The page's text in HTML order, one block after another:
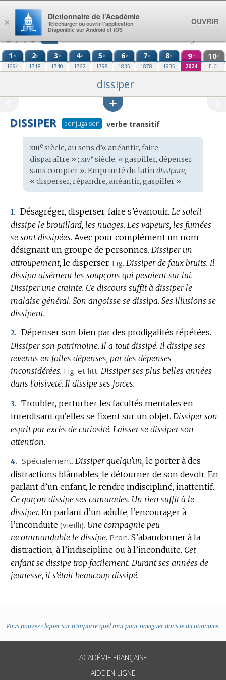
Aller au contenu
1re
1694
2e
1718
3e
1740
4e
1762
5e
1798
6e
1835
7e
1878
8e
1935
9e
2024
10e
E.C.
dissiper
DISSIPER conjugaison verbe transitif
Étymologie
:
xiiiesiècle, au sens d’« anéantir, faire
disparaître » ; xivesiècle, « gaspiller, dépenser
sans compter ». Emprunté du latin dissipare,
« disperser, répandre, anéantir, gaspiller ».
1. Désagréger, disperser, faire s’évanouir. Le soleil
dissipe le brouillard, les nuages. Les vapeurs, les fumées
se sont dissipées. Avec pour complément un nom
désignant un groupe de personnes. Dissiper un
attroupement, le disperser. Fig. Dissiper de faux bruits. Il
dissipa aisément les soupçons qui pesaient sur lui.
Dissiper une crainte. Ce discours suffit à dissiper le
malaise général. Son angoisse se dissipa. Ses illusions se
dissipent.
2. Dépenser son bien par des prodigalités répétées.
Dissiper son patrimoine. Il a tout dissipé. Il dissipe ses
revenus en folles dépenses, par des dépenses
inconsidérées. Fig. et litt. Dissiper ses plus belles années
dans l’oisiveté. Il dissipe ses forces.
3. Troubler, perturber les facultés mentales en
interdisant qu’elles se fixent sur un objet. Dissiper son
esprit par excès de curiosité. Laisser se dissiper son
attention.
4. Spécialement. Dissiper quelqu’un, le porter à des
distractions blâmables, le détourner de son devoir. En
parlant d’un enfant, le rendre indiscipliné, inattentif.
Ce garçon dissipe ses camarades. Un rien suffit à le
dissiper. En parlant d’un adulte, l’encourager à
l’inconduite (vieilli). Une compagnie peu
recommandable le dissipe. Pron. S’abandonner à la
distraction, à l’indiscipline ou à l’inconduite. Cet
enfant se dissipe trop facilement. Durant ses années de
jeunesse, il s’était beaucoup dissipé.
Vous pouvez cliquer sur n’importe quel mot pour naviguer dans le dictionnaire.
ACADÉMIE FRANÇAISE
AIDE EN LIGNE
×
Dictionnaire de l’Académie
Télécharger ou ouvrir l’application
Disponible sur Android et iOS
OUVRIR